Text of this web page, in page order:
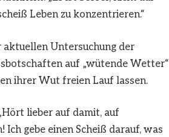
Leben zu konzentrieren.“
Untersuchung der
auf „wütende Wetter“
ihrer Wut freien Lauf lassen.
lieber auf damit, auf
gebe einen Scheiß darauf, was